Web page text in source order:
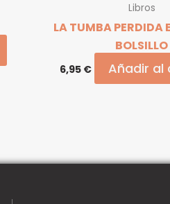
Libros
LA TUMBA PERDIDA
BOLSILLO
6,95 € Añadir al